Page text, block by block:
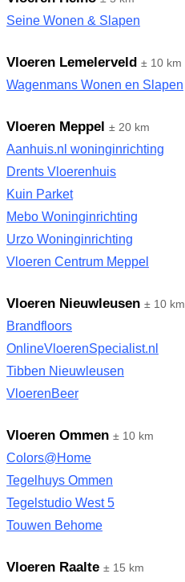
Seine Wonen & Slapen
Vloeren Lemelerveld ± 10 km
Wagenmans Wonen en Slapen
Vloeren Meppel ± 20 km
Aanhuis.nl woninginrichting
Drents Vloerenhuis
Kuin Parket
Mebo Woninginrichting
Urzo Woninginrichting
Vloeren Centrum Meppel
Vloeren Nieuwleusen ± 10 km
Brandfloors
OnlineVloerenSpecialist.nl
Tibben Nieuwleusen
VloerenBeer
Vloeren Ommen ± 10 km
Colors@Home
Tegelhuys Ommen
Tegelstudio West 5
Touwen Behome
Vloeren Raalte ± 15 km